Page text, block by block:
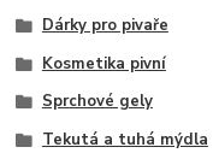
Dárky pro pivaře
Kosmetika pivní
Sprchové gely
Tekutá a tuhá mýdla